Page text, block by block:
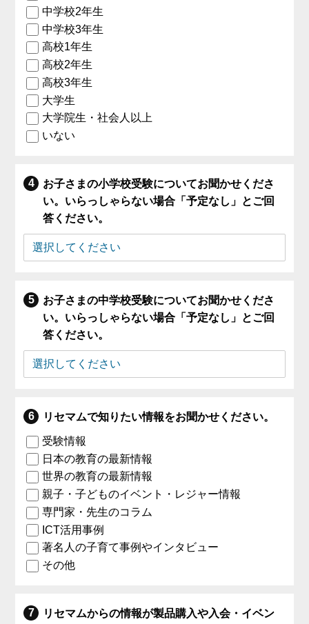
中学校2年生
中学校3年生
高校1年生
高校2年生
高校3年生
大学生
大学院生・社会人以上
いない
お子さまの小学校受験についてお聞かせくださ
い。いらっしゃらない場合「予定なし」とご回
答ください。
お子さまの中学校受験についてお聞かせくださ
い。いらっしゃらない場合「予定なし」とご回
答ください。
リセマムで知りたい情報をお聞かせください。
受験情報
日本の教育の最新情報
世界の教育の最新情報
親子・子どものイベント・レジャー情報
専門家・先生のコラム
ICT活用事例
著名人の子育て事例やインタビュー
その他
リセマムからの情報が製品購入や入会・イベン